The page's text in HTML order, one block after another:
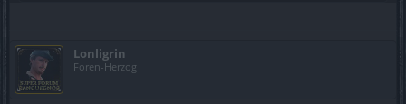
Lonligrin
Foren-Herzog